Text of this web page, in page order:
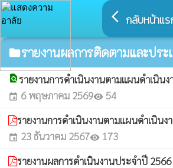
arrow_back_ios กลับหน้าแร
folderรายงานผลการติดตามและปร
find_in_pageรายงานการดำเนินงานตามแผนดำเนิน
event 6 พฤษภาคม 2569visibility 54
รายงานการดำเนินงานตามแผนดำเนิน
event 23 ธันวาคม 2567visibility 173
รายงานผลการดำเนินงานประจำปี 2566